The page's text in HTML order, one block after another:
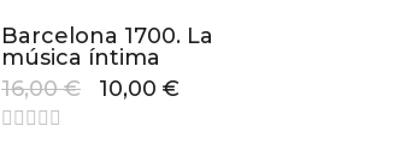
Barcelona 1700. La
música íntima
16,00€ 10,00 €